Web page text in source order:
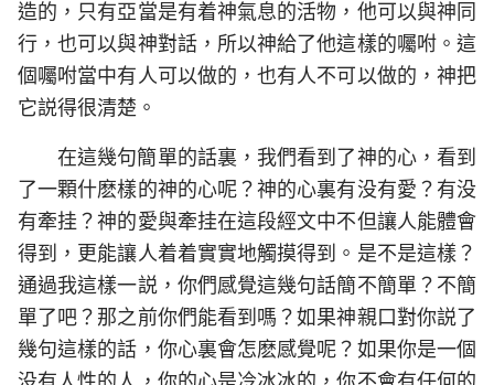
造的，只有亞當是有着神氣息的活物，他可以與神同
行，也可以與神對話，所以神給了他這樣的囑咐。這
個囑咐當中有人可以做的，也有人不可以做的，神把
它説得很清楚。
在這幾句簡單的話裏，我們看到了神的心，看到
了一顆什麽樣的神的心呢？神的心裏有没有愛？有没
有牽挂？神的愛與牽挂在這段經文中不但讓人能體會
得到，更能讓人着着實實地觸摸得到。是不是這樣？
通過我這樣一説，你們感覺這幾句話簡不簡單？不簡
單了吧？那之前你們能看到嗎？如果神親口對你説了
幾句這樣的話，你心裏會怎麽感覺呢？如果你是一個